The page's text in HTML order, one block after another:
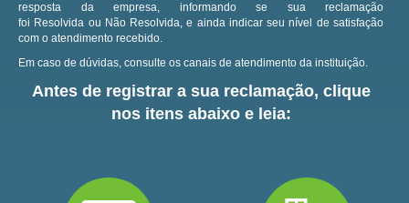
resposta da empresa, informando se sua reclamação
foi Resolvida ou Não Resolvida, e ainda indicar seu nível de satisfação
com o atendimento recebido.
Em caso de dúvidas, consulte os canais de atendimento da instituição.
Antes de registrar a sua reclamação, clique
nos itens abaixo e leia: